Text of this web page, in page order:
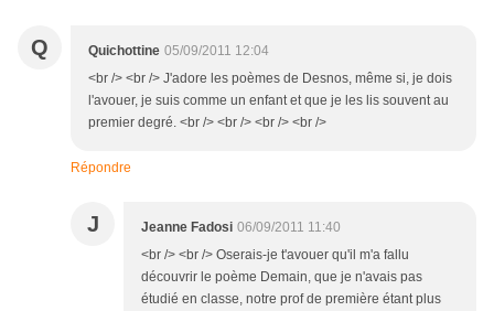
Q Quichottine 05/09/2011 12:04
<br /> <br /> J'adore les poèmes de Desnos, même si, je dois
l'avouer, je suis comme un enfant et que je les lis souvent au
premier degré. <br /> <br /> <br /> <br />
Répondre
J Jeanne Fadosi 06/09/2011 11:40
<br /> <br /> Oserais-je t'avouer qu'il m'a fallu
découvrir le poème Demain, que je n'avais pas
étudié en classe, notre prof de première étant plus